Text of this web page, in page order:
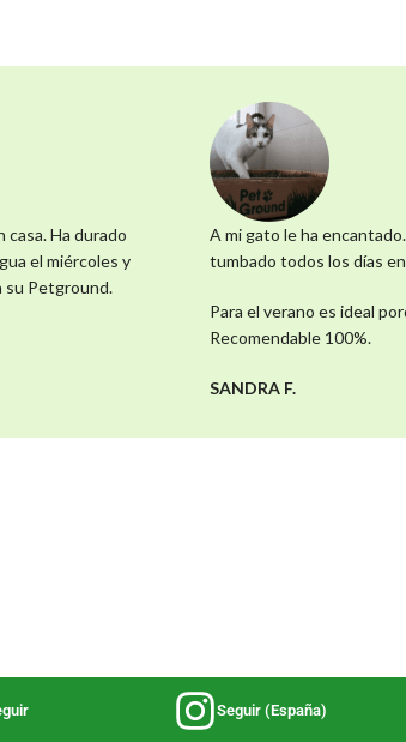
Ha durado
el miércoles y
su Petground.
A mi gato le ha
tumbado todos los días
Para el verano es ideal
Recomendable 100%.
SANDRA F.
Seguir (España)